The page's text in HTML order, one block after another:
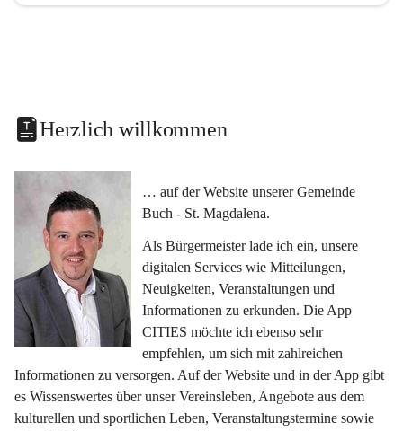
Herzlich willkommen
… auf der Website unserer Gemeinde
Buch - St. Magdalena.
Als Bürgermeister lade ich ein, unsere
digitalen Services wie Mitteilungen,
Neuigkeiten, Veranstaltungen und
Informationen zu erkunden. Die App
CITIES möchte ich ebenso sehr
empfehlen, um sich mit zahlreichen
Informationen zu versorgen. Auf der Website und in der App gibt
es Wissenswertes über unser Vereinsleben, Angebote aus dem
kulturellen und sportlichen Leben, Veranstaltungstermine sowie